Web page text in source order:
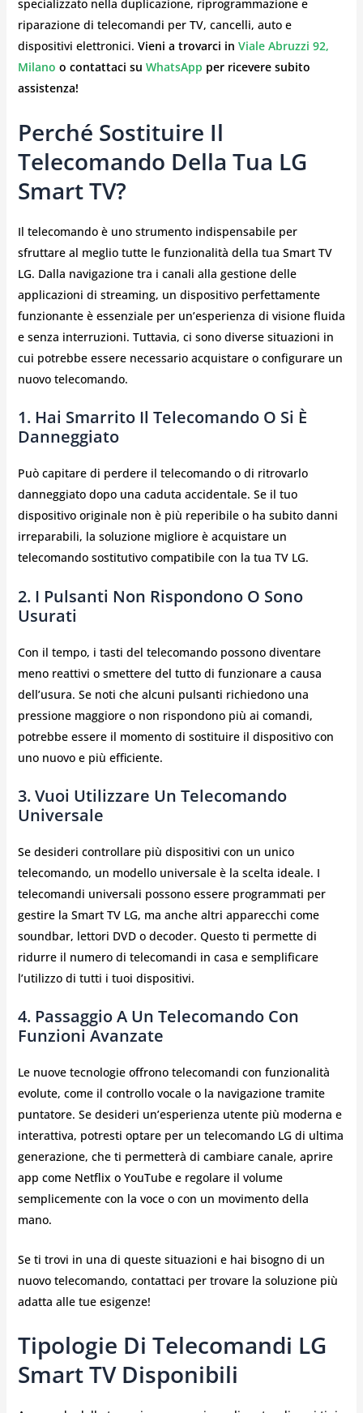
specializzato nella duplicazione, riprogrammazione e
riparazione di telecomandi per TV, cancelli, auto e
dispositivi elettronici. Vieni a trovarci in Viale Abruzzi 92,
Milano o contattaci su WhatsApp per ricevere subito
assistenza!
Perché Sostituire Il
Telecomando Della Tua LG
Smart TV?
Il telecomando è uno strumento indispensabile per
sfruttare al meglio tutte le funzionalità della tua Smart TV
LG. Dalla navigazione tra i canali alla gestione delle
applicazioni di streaming, un dispositivo perfettamente
funzionante è essenziale per un’esperienza di visione fluida
e senza interruzioni. Tuttavia, ci sono diverse situazioni in
cui potrebbe essere necessario acquistare o configurare un
nuovo telecomando.
1. Hai Smarrito Il Telecomando O Si È
Danneggiato
Può capitare di perdere il telecomando o di ritrovarlo
danneggiato dopo una caduta accidentale. Se il tuo
dispositivo originale non è più reperibile o ha subito danni
irreparabili, la soluzione migliore è acquistare un
telecomando sostitutivo compatibile con la tua TV LG.
2. I Pulsanti Non Rispondono O Sono
Usurati
Con il tempo, i tasti del telecomando possono diventare
meno reattivi o smettere del tutto di funzionare a causa
dell’usura. Se noti che alcuni pulsanti richiedono una
pressione maggiore o non rispondono più ai comandi,
potrebbe essere il momento di sostituire il dispositivo con
uno nuovo e più efficiente.
3. Vuoi Utilizzare Un Telecomando
Universale
Se desideri controllare più dispositivi con un unico
telecomando, un modello universale è la scelta ideale. I
telecomandi universali possono essere programmati per
gestire la Smart TV LG, ma anche altri apparecchi come
soundbar, lettori DVD o decoder. Questo ti permette di
ridurre il numero di telecomandi in casa e semplificare
l’utilizzo di tutti i tuoi dispositivi.
4. Passaggio A Un Telecomando Con
Funzioni Avanzate
Le nuove tecnologie offrono telecomandi con funzionalità
evolute, come il controllo vocale o la navigazione tramite
puntatore. Se desideri un’esperienza utente più moderna e
interattiva, potresti optare per un telecomando LG di ultima
generazione, che ti permetterà di cambiare canale, aprire
app come Netflix o YouTube e regolare il volume
semplicemente con la voce o con un movimento della
mano.
Se ti trovi in una di queste situazioni e hai bisogno di un
nuovo telecomando, contattaci per trovare la soluzione più
adatta alle tue esigenze!
Tipologie Di Telecomandi LG
Smart TV Disponibili